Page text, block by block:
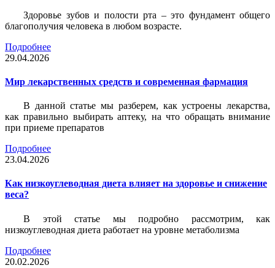
Здоровье зубов и полости рта – это фундамент общего
благополучия человека в любом возрасте.
Подробнее
29.04.2026
Мир лекарственных средств и современная фармация
В данной статье мы разберем, как устроены лекарства,
как правильно выбирать аптеку, на что обращать внимание
при приеме препаратов
Подробнее
23.04.2026
Как низкоуглеводная диета влияет на здоровье и снижение
веса?
В этой статье мы подробно рассмотрим, как
низкоуглеводная диета работает на уровне метаболизма
Подробнее
20.02.2026